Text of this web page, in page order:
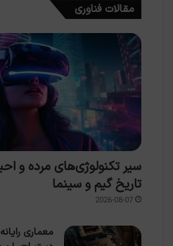
مقالات فناوری
سیر تکنولوژی‌های مرده و
تاریخ گیم و سینما
2026-08-07